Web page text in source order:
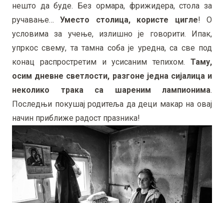
нешто да буде. Без ормара, фрижидера, стола за
ручавање…Уместо столица, користе цигле! О
условима за учење, излишно је говорити. Ипак,
упркос свему, та тамна соба је уредна, са све под
конац распростретим и усисаним тепихом. Таму,
осим дневне светлости, разгоне једна сијалица и
неколико трака са шареним лампионима.
Последњи покушај родитеља да деци макар на овај
начин приближе радост празника!